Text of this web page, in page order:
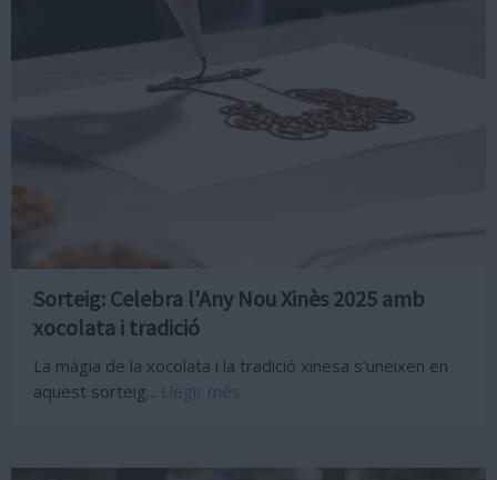
Sorteig: Celebra l’Any Nou Xinès 2025 amb
xocolata i tradició
La màgia de la xocolata i la tradició xinesa s’uneixen en
aquest sorteig... Llegir més